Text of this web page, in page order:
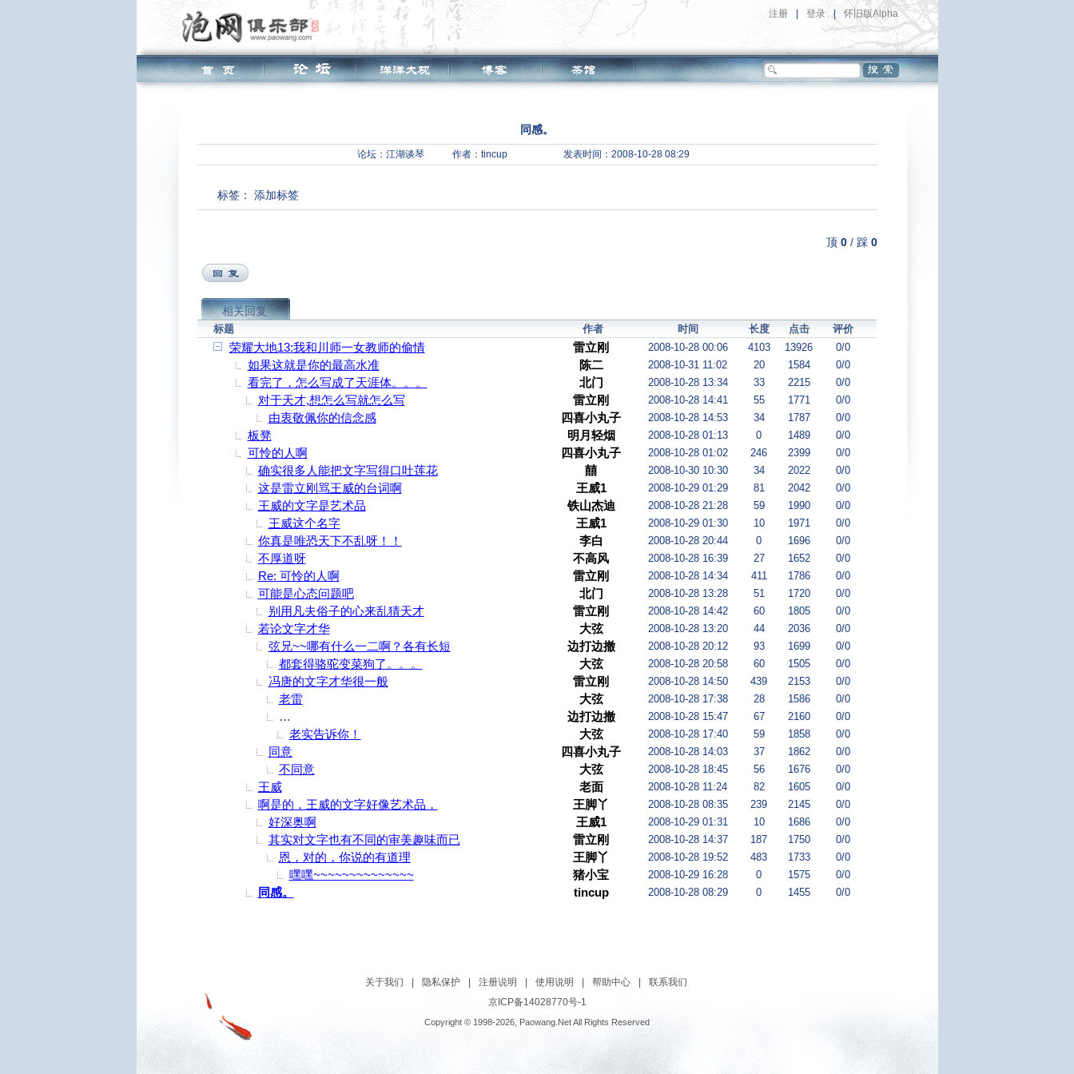
注册 登录 | 怀旧版Alpha
同感。
论坛： 江湖谈琴 作者：tincup 发表时间：2008-10-28 08:29
标签： 添加标签
顶 0/ 踩 0
相关回复
标题 作者 时间 长度 点击 评价
荣耀大地13:我和川师一女教师的偷情 雷立刚 2008-10-28 00:06 4103 13926 0/0
如果这就是你的最高水准 陈二 2008-10-31 11:02 20 1584 0/0
看完了，怎么写成了天涯体。。。 北门 2008-10-28 13:34 33 2215 0/0
对于天才,想怎么写就怎么写 雷立刚 2008-10-28 14:41 55 1771 0/0
由衷敬佩你的信念感 四喜小丸子 2008-10-28 14:53 34 1787 0/0
板凳 明月轻烟 2008-10-28 01:13 0 1489 0/0
可怜的人啊 四喜小丸子 2008-10-28 01:02 246 2399 0/0
确实很多人能把文字写得口吐莲花 囍 2008-10-30 10:30 34 2022 0/0
这是雷立刚骂王威的台词啊 王威1 2008-10-29 01:29 81 2042 0/0
王威的文字是艺术品 铁山杰迪 2008-10-28 21:28 59 1990 0/0
王威这个名字 王威1 2008-10-29 01:30 10 1971 0/0
你真是唯恐天下不乱呀！！ 李白 2008-10-28 20:44 0 1696 0/0
不厚道呀 不高风 2008-10-28 16:39 27 1652 0/0
Re: 可怜的人啊 雷立刚 2008-10-28 14:34 411 1786 0/0
可能是心态问题吧 北门 2008-10-28 13:28 51 1720 0/0
别用凡夫俗子的心来乱猜天才 雷立刚 2008-10-28 14:42 60 1805 0/0
若论文字才华 大弦 2008-10-28 13:20 44 2036 0/0
弦兄~~哪有什么一二啊？各有长短 边打边撤 2008-10-28 20:12 93 1699 0/0
都套得骆驼变菜狗了。。。 大弦 2008-10-28 20:58 60 1505 0/0
冯唐的文字才华很一般 雷立刚 2008-10-28 14:50 439 2153 0/0
老雷 大弦 2008-10-28 17:38 28 1586 0/0
冯唐文字不觉得好，我还奇怪他总不忘强调学历身份 边打边撤 2008-10-28 15:47 67 2160 0/0
老实告诉你！ 大弦 2008-10-28 17:40 59 1858 0/0
同意 四喜小丸子 2008-10-28 14:03 37 1862 0/0
不同意 大弦 2008-10-28 18:45 56 1676 0/0
王威 老面 2008-10-28 11:24 82 1605 0/0
啊是的，王威的文字好像艺术品， 王脚丫 2008-10-28 08:35 239 2145 0/0
好深奥啊 王威1 2008-10-29 01:31 10 1686 0/0
其实对文字也有不同的审美趣味而已 雷立刚 2008-10-28 14:37 187 1750 0/0
恩，对的，你说的有道理 王脚丫 2008-10-28 19:52 483 1733 0/0
嘿嘿~~~~~~~~~~~~~~ 猪小宝 2008-10-29 16:28 0 1575 0/0
同感。 tincup 2008-10-28 08:29 0 1455 0/0
关于我们 隐私保护 注册说明 使用说明 帮助中心
联系我们
京ICP备14028770号-1
Copyright © 1998-2026, Paowang.Net All Rights Reserved